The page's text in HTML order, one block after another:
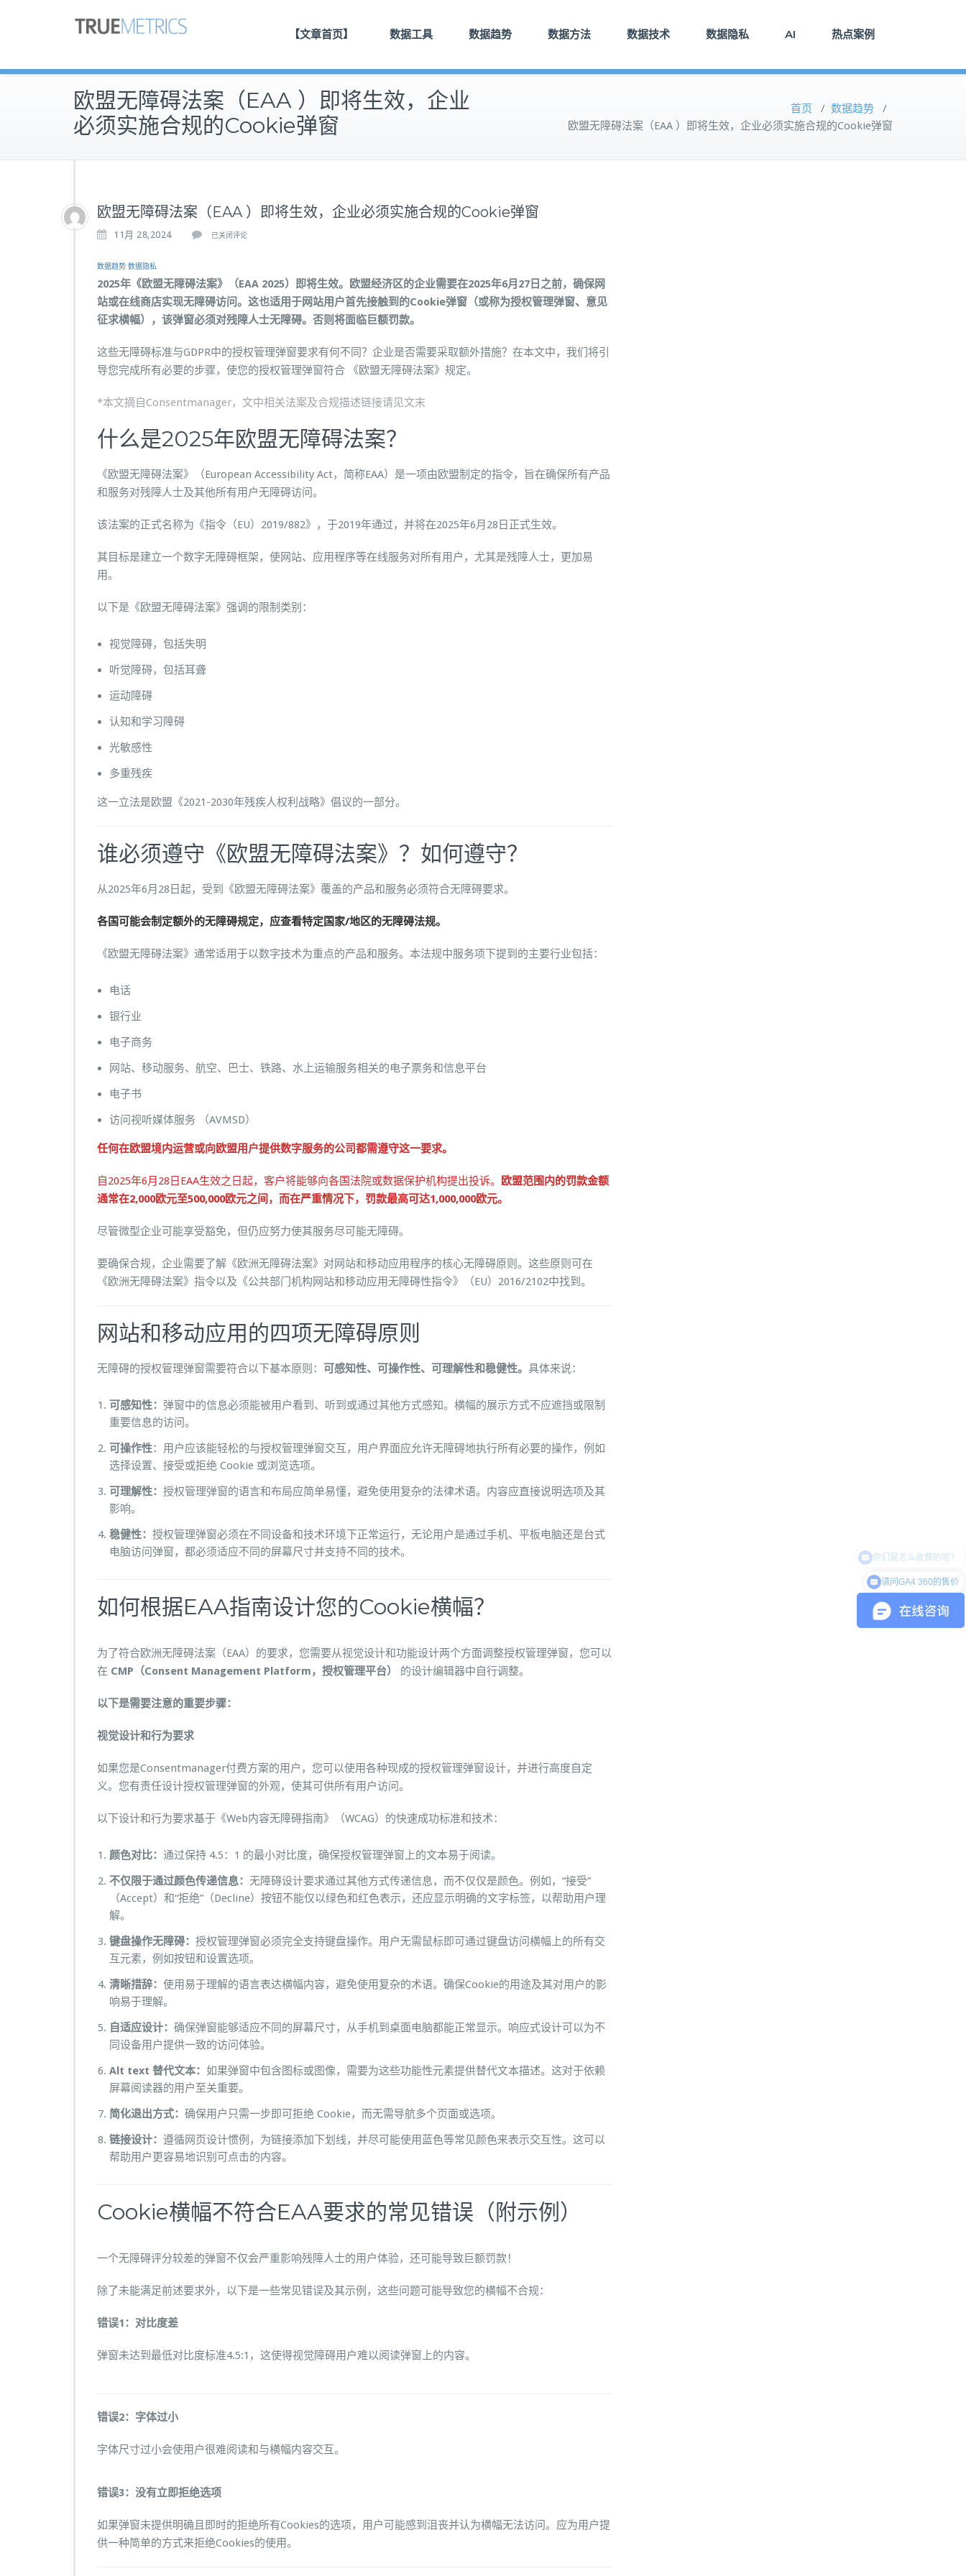
【文章首页】 数据工具 数据趋势 数据方法 数据技术 数据隐私 AI 热点案例
欧盟无障碍法案（EAA ）即将生效，企业
必须实施合规的Cookie弹窗
首页 / 数据趋势 /
欧盟无障碍法案（EAA ）即将生效，企业必须实施合规的Cookie弹窗
欧盟无障碍法案（EAA ）即将生效，企业必须实施合规的Cookie弹窗
11月 28,2024
欧
障
碍
法
（E
A
）
即
将
效，
业
须
合
已关闭评论
数据趋势 数据隐私
2025年《欧盟无障碍法案》（EAA 2025）即将生效。欧盟经济区的企业需要在2025年6月27日之前，确保网
站或在线商店实现无障碍访问。这也适用于网站用户首先接触到的Cookie弹窗（或称为授权管理弹窗、意见
征求横幅），该弹窗必须对残障人士无障碍。否则将面临巨额罚款。
这些无障碍标准与GDPR中的授权管理弹窗要求有何不同？企业是否需要采取额外措施？在本文中，我们将引
导您完成所有必要的步骤，使您的授权管理弹窗符合 《欧盟无障碍法案》规定。
*本文摘自Consentmanager，文中相关法案及合规描述链接请见文末
什么是2025年欧盟无障碍法案？
《欧盟无障碍法案》（European Accessibility Act，简称EAA）是一项由欧盟制定的指令，旨在确保所有产品
和服务对残障人士及其他所有用户无障碍访问。
该法案的正式名称为《指令（EU）2019/882》，于2019年通过，并将在2025年6月28日正式生效。
其目标是建立一个数字无障碍框架，使网站、应用程序等在线服务对所有用户，尤其是残障人士，更加易
用。
以下是《欧盟无障碍法案》强调的限制类别：
视觉障碍，包括失明
听觉障碍，包括耳聋
运动障碍
认知和学习障碍
光敏感性
多重残疾
这一立法是欧盟《2021-2030年残疾人权利战略》倡议的一部分。
谁必须遵守《欧盟无障碍法案》？如何遵守？
从2025年6月28日起，受到《欧盟无障碍法案》覆盖的产品和服务必须符合无障碍要求。
各国可能会制定额外的无障碍规定，应查看特定国家/地区的无障碍法规。
《欧盟无障碍法案》通常适用于以数字技术为重点的产品和服务。本法规中服务项下提到的主要行业包括：
电话
银行业
电子商务
网站、移动服务、航空、巴士、铁路、水上运输服务相关的电子票务和信息平台
电子书
访问视听媒体服务 （AVMSD）
任何在欧盟境内运营或向欧盟用户提供数字服务的公司都需遵守这一要求。
自2025年6月28日EAA生效之日起，客户将能够向各国法院或数据保护机构提出投诉。
欧盟范围内的罚款金额
通常在2,000欧元至500,000欧元之间，而在严重情况下，罚款最高可达1,000,000欧元。
尽管微型企业可能享受豁免，但仍应努力使其服务尽可能无障碍。
要确保合规，企业需要了解《欧洲无障碍法案》对网站和移动应用程序的核心无障碍原则。这些原则可在
《欧洲无障碍法案》指令以及《公共部门机构网站和移动应用无障碍性指令》（EU）2016/2102中找到。
网站和移动应用的四项无障碍原则
无障碍的授权管理弹窗需要符合以下基本原则： 可感知性、可操作性、可理解性和稳健性。 具体来说：
可感知性： 弹窗中的信息必须能被用户看到、听到或通过其他方式感知。横幅的展示方式不应遮挡或限制
重要信息的访问。
可操作性：用户应该能轻松的与授权管理弹窗交互，用户界面应允许无障碍地执行所有必要的操作，例如
选择设置、接受或拒绝 Cookie 或浏览选项。
可理解性： 授权管理弹窗的语言和布局应简单易懂，避免使用复杂的法律术语。内容应直接说明选项及其
影响。
稳健性： 授权管理弹窗必须在不同设备和技术环境下正常运行，无论用户是通过手机、平板电脑还是台式
电脑访问弹窗，都必须适应不同的屏幕尺寸并支持不同的技术。
如何根据EAA指南设计您的Cookie横幅？
为了符合欧洲无障碍法案（EAA）的要求，您需要从视觉设计和功能设计两个方面调整授权管理弹窗，您可以
在 CMP（Consent Management Platform，授权管理平台） 的设计编辑器中自行调整。
以下是需要注意的重要步骤：
视觉设计和行为要求
如果您是Consentmanager付费方案的用户，您可以使用各种现成的授权管理弹窗设计，并进行高度自定
义。您有责任设计授权管理弹窗的外观，使其可供所有用户访问。
以下设计和行为要求基于《Web内容无障碍指南》（WCAG）的快速成功标准和技术：
颜色对比： 通过保持 4.5：1 的最小对比度，确保授权管理弹窗上的文本易于阅读。
不仅限于通过颜色传递信息： 无障碍设计要求通过其他方式传递信息，而不仅仅是颜色。例如，“接受”
（Accept）和“拒绝”（Decline）按钮不能仅以绿色和红色表示，还应显示明确的文字标签，以帮助用户理
解。
键盘操作无障碍： 授权管理弹窗必须完全支持键盘操作。用户无需鼠标即可通过键盘访问横幅上的所有交
互元素，例如按钮和设置选项。
清晰措辞： 使用易于理解的语言表达横幅内容，避免使用复杂的术语。确保Cookie的用途及其对用户的影
响易于理解。
自适应设计： 确保弹窗能够适应不同的屏幕尺寸，从手机到桌面电脑都能正常显示。响应式设计可以为不
同设备用户提供一致的访问体验。
Alt text 替代文本： 如果弹窗中包含图标或图像，需要为这些功能性元素提供替代文本描述。这对于依赖
屏幕阅读器的用户至关重要。
简化退出方式： 确保用户只需一步即可拒绝 Cookie，而无需导航多个页面或选项。
链接设计： 遵循网页设计惯例，为链接添加下划线，并尽可能使用蓝色等常见颜色来表示交互性。这可以
帮助用户更容易地识别可点击的内容。
Cookie横幅不符合EAA要求的常见错误（附示例）
一个无障碍评分较差的弹窗不仅会严重影响残障人士的用户体验，还可能导致巨额罚款！
除了未能满足前述要求外，以下是一些常见错误及其示例，这些问题可能导致您的横幅不合规：
错误1：对比度差
弹窗未达到最低对比度标准4.5:1，这使得视觉障碍用户难以阅读弹窗上的内容。
错误2：字体过小
字体尺寸过小会使用户很难阅读和与横幅内容交互。
错误3：没有立即拒绝选项
如果弹窗未提供明确且即时的拒绝所有Cookies的选项，用户可能感到沮丧并认为横幅无法访问。应为用户提
供一种简单的方式来拒绝Cookies的使用。
请问GA4 360的售价